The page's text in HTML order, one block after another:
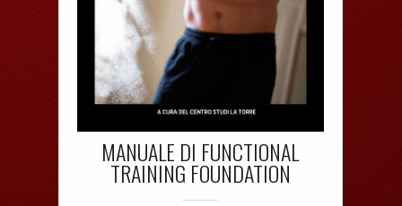
MANUALE DI FUNCTIONAL
TRAINING FOUNDATION